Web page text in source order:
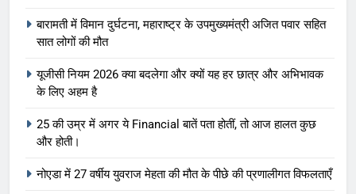
बारामती में विमान दुर्घटना, महाराष्ट्र के उपमुख्यमंत्री अजित पवार सहित
सात लोगों की मौत
यूजीसी नियम 2026 क्या बदलेगा और क्यों यह हर छात्र और अभिभावक
के लिए अहम है
25 की उम्र में अगर ये Financial बातें पता होतीं, तो आज हालत कुछ
और होती।
नोएडा में 27 वर्षीय युवराज मेहता की मौत के पीछे की प्रणालीगत विफलताएँ